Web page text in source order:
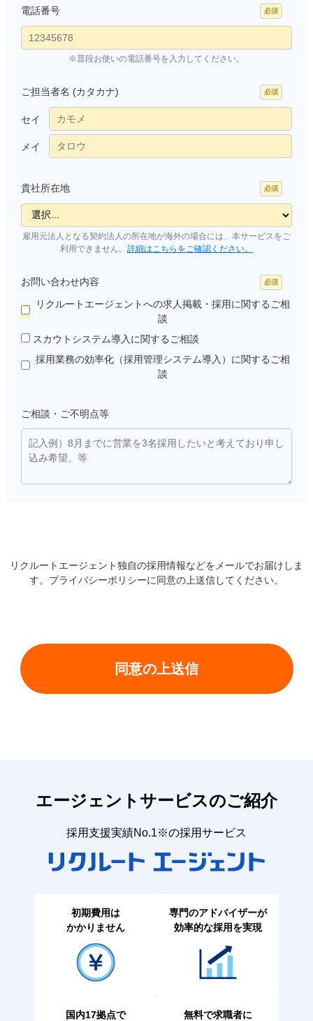
電話番号
※普段お使いの電話番号を入力してください。
ご担当者名 (カタカナ)
セイ
メイ
貴社所在地
雇用元法人となる契約法人の所在地が海外の場合には、本サービスをご
利用できません。 詳細はこちらをご確認ください。
お問い合わせ内容
リクルートエージェントへの求人掲載・採用に関するご相
談
スカウトシステム導入に関するご相談
採用業務の効率化（採用管理システム導入）に関するご相
談
ご相談・ご不明点等
リクルートエージェント独自の採用情報などをメールでお届けしま
す。 プライバシーポリシーに同意の上送信してください。
エージェントサービスのご紹介
採用支援実績No.1※の採用サービス
初期費用は
かかりません
専門のアドバイザーが
効率的な採用を実現
国内17拠点で
無料で求職者に